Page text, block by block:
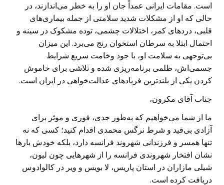
است. مقامات ایرانی عمداً جان او را به خطر می‌اندازند، در
حالی که او از مشکلات شدید سلامتی از جمله بیماری‌های
قلبی، دردهای کمر، اختلالات چشمی، توده مشکوک در سینه و
احتمال ابتلا به سرطان استخوان رنج می‌برد. این میزان
بی‌توجهی به سلامت او، با جود وخامت سریع شرایط
جسمی‌اش، ظلمی برنامه‌ریزی شده و تلاشی برای خاموش
کردن یکی از بلندترین فریادهای عدالت‌خواهی در ایران است.
جناب آقای مکرون،
ما از شما می‌خواهیم که به‌طور جدی، فوری و موثر برای
آزادی بی‌قید و شرط نرگس محمدی اقدام کنید؛ کسی که نه‌
تنها همسر و فرزندانی شهروند فرانسه دارد، بلکه خودش بارها
نشان افتخار شهروندی فرانسه را از شهرهایی چون لیون،
شیلی مازاران در استان پاریس، لا بویس و ویر در کالوادوس
دریافت کرده است.